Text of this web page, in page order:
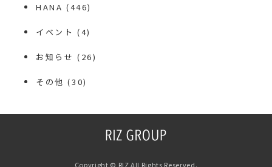
HANA (446)
イベント (4)
お知らせ (26)
その他 (30)
Copyright © RIZ All Rights Reserved.